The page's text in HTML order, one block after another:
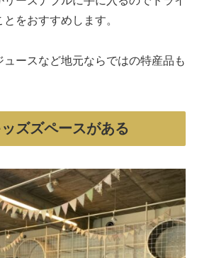
をおすすめします。
ースなど地元ならではの特産品も
ズズペースがある